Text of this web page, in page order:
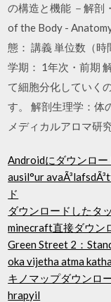
の構造と機能 －解剖
of the Body -
態： 講義 単位数（時
学期： 1年次・前期
て細胞分化していく
す。 解剖生理学：体
メディカルアロマ研
Androidにダウンロ
ausil°ur
ド
ダウンロードしたタ
minecraft直接ダウン
Green Street 2：
oka vijetha atma
キノマップダウンロ
hrapyil